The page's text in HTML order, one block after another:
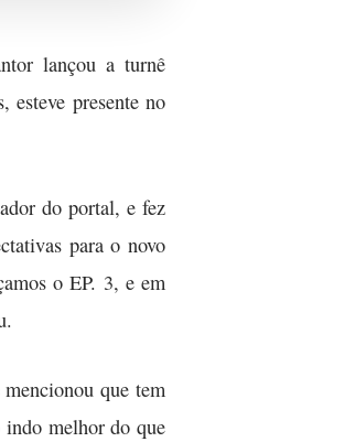
lançou a turnê
esteve presente no
do portal, e fez
para o novo
o EP. 3, e em
que tem
indo melhor do que